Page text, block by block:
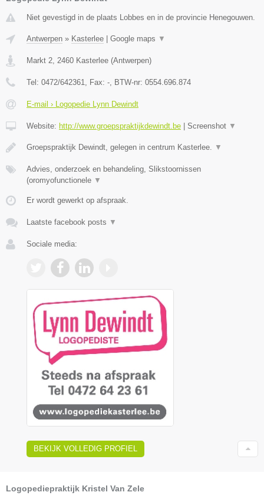
Niet gevestigd in de plaats Lobbes en in de provincie Henegouwen.
Antwerpen » Kasterlee | Google maps ▼
Markt 2 2460 Kasterlee (Antwerpen)
Tel: 0472/642361 , Fax: - , BTW-nr: 0554.696.874
E-mail › Logopedie Lynn Dewindt
Website: http://www.groepspraktijkdewindt.be | Screenshot ▼
Groepspraktijk Dewindt, gelegen in centrum Kasterlee. ▼
Advies, onderzoek en behandeling, Slikstoornissen
(oromyofunctionele ▼
Er wordt gewerkt op afspraak.
Laatste facebook posts ▼
Sociale media:
BEKIJK VOLLEDIG PROFIEL
Logopediepraktijk Kristel Van Zele